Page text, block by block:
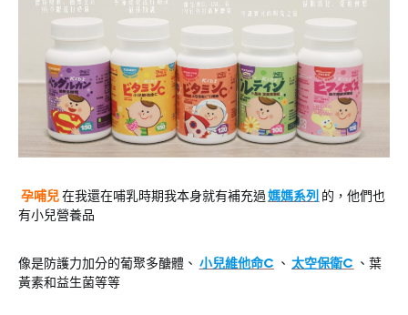
孕哺兒在我還在哺乳時期我本身就有補充過媽媽系列 的，他們也
有小兒營養品
像是防護力加分的葡聚多醣體、 小兒維他命C 、 太空保衛C 、葉
黃素和益生菌等等